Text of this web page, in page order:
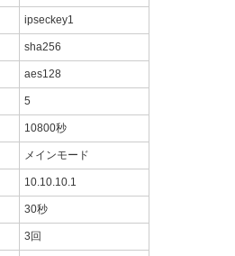
ipseckey1
sha256
aes128
5
10800秒
メインモード
10.10.10.1
30秒
3回